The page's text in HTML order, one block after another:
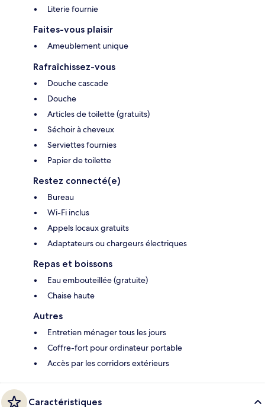
Literie fournie
Faites-vous plaisir
Ameublement unique
Rafraîchissez-vous
Douche cascade
Douche
Articles de toilette (gratuits)
Séchoir à cheveux
Serviettes fournies
Papier de toilette
Restez connecté(e)
Bureau
Wi-Fi inclus
Appels locaux gratuits
Adaptateurs ou chargeurs électriques
Repas et boissons
Eau embouteillée (gratuite)
Chaise haute
Autres
Entretien ménager tous les jours
Coffre-fort pour ordinateur portable
Accès par les corridors extérieurs
Caractéristiques